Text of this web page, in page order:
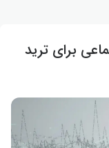
برای ترید